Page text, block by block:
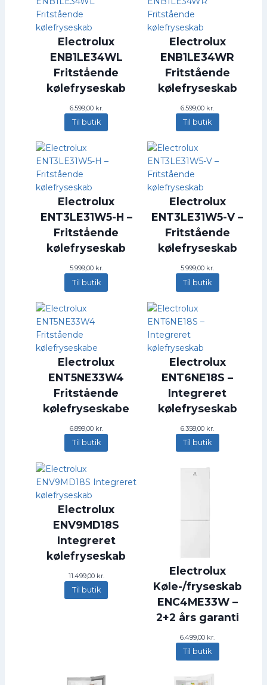
Electrolux
ENB1LE34WL
Fritstående
kølefryseskab
6.599,00 kr.
Til butik
Electrolux
ENB1LE34WR
Fritstående
kølefryseskab
6.599,00 kr.
Til butik
Electrolux
ENT3LE31W5-H –
Fritstående
kølefryseskab
5.999,00 kr.
Til butik
Electrolux
ENT3LE31W5-V –
Fritstående
kølefryseskab
5.999,00 kr.
Til butik
Electrolux
ENT5NE33W4
Fritstående
kølefryseskabe
6.899,00 kr.
Til butik
Electrolux
ENT6NE18S –
Integreret
kølefryseskab
6.358,00 kr.
Til butik
Electrolux
ENV9MD18S
Integreret
kølefryseskab
11.499,00 kr.
Til butik
Electrolux
Køle-/fryseskab
ENC4ME33W –
2+2 års garanti
6.499,00 kr.
Til butik